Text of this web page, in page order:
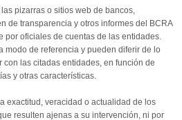
pizarras o sitios web de bancos,
de transparencia y otros informes del BCRA
por oficiales de cuentas de las entidades.
modo de referencia y pueden diferir de lo
las citadas entidades, en función de
y otras características.
exactitud, veracidad o actualidad de los
resulten ajenas a su intervención, ni por